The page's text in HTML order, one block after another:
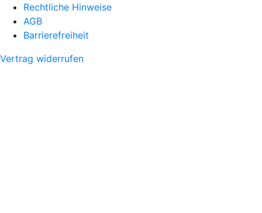
Rechtliche Hinweise
AGB
Barrierefreiheit
Vertrag widerrufen